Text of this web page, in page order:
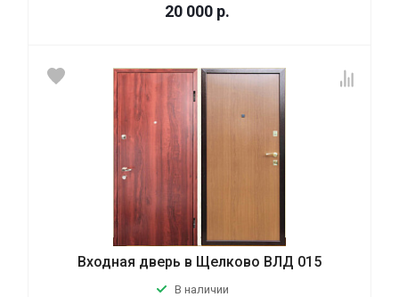
20 000 р.
Входная дверь в Щелково ВЛД 015
В наличии